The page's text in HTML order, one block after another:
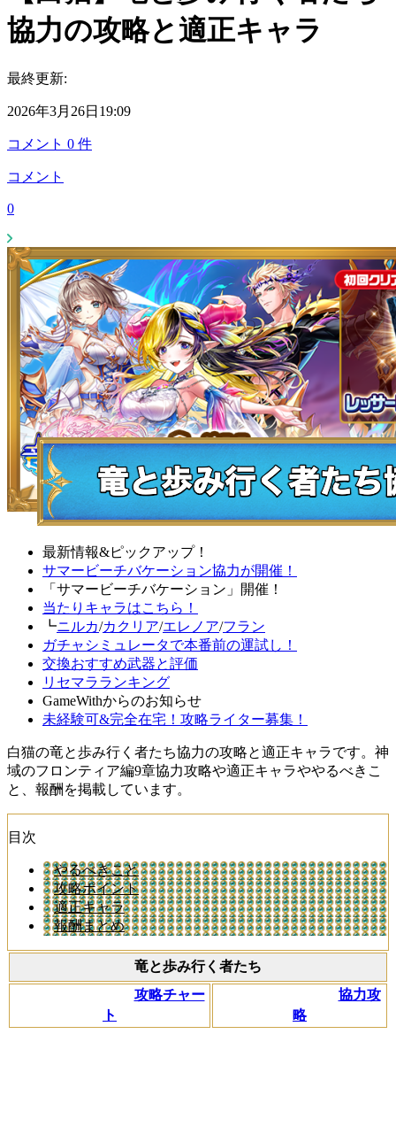
協力の攻略と適正キャラ
最終更新:
2026年3月26日19:09
コメント 0 件
コメント
0
最新情報&ピックアップ！
サマービーチバケーション協力が開催！
「サマービーチバケーション」開催！
当たりキャラはこちら！
┗ニルカ/カクリア/エレノア/フラン
ガチャシミュレータで本番前の運試し！
交換おすすめ武器と評価
リセマラランキング
GameWithからのお知らせ
未経験可&完全在宅！攻略ライター募集！
白猫の竜と歩み行く者たち協力の攻略と適正キャラです。神
域のフロンティア編9章協力攻略や適正キャラややるべきこ
と、報酬を掲載しています。
目次
やるべきこと
攻略ポイント
適正キャラ
報酬まとめ
竜と歩み行く者たち
攻略チャー
ト
協力攻
略